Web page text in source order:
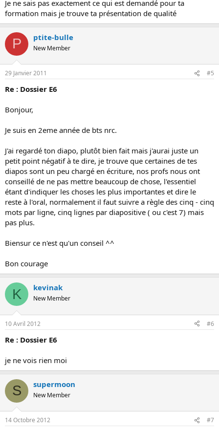
Je ne sais pas exactement ce qui est demandé pour ta
formation mais je trouve ta présentation de qualité
P ptite-bulle
New Member
29 Janvier 2011 #5
Re : Dossier E6
Bonjour,
Je suis en 2eme année de bts nrc.
J'ai regardé ton diapo, plutôt bien fait mais j'aurai juste un
petit point négatif à te dire, je trouve que certaines de tes
diapos sont un peu chargé en écriture, nos profs nous ont
conseillé de ne pas mettre beaucoup de chose, l'essentiel
étant d'indiquer les choses les plus importantes et dire le
reste à l'oral, normalement il faut suivre a règle des cinq - cinq
mots par ligne, cinq lignes par diapositive ( ou c'est 7) mais
pas plus.
Biensur ce n'est qu'un conseil ^^
Bon courage
K kevinak
New Member
10 Avril 2012 #6
Re : Dossier E6
je ne vois rien moi
S supermoon
New Member
14 Octobre 2012 #7